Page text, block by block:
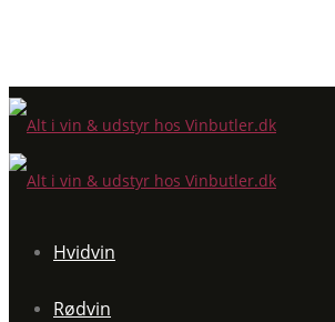
Hvidvin
Rødvin